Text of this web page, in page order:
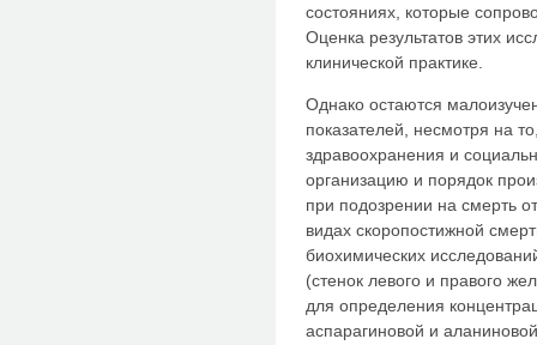
состояниях, которые
Оценка результатов этих
клинической практике.
Однако остаются
показателей, несмотря на
здравоохранения и
организацию и порядок
при подозрении на смерть
видах скоропостижной
биохимических
(стенок левого и правого
для определения
аспарагиновой и